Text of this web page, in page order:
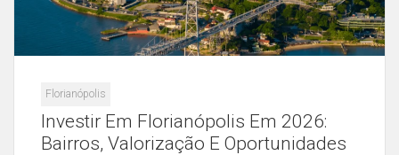
Florianópolis
Investir Em Florianópolis Em 2026:
Bairros, Valorização E Oportunidades